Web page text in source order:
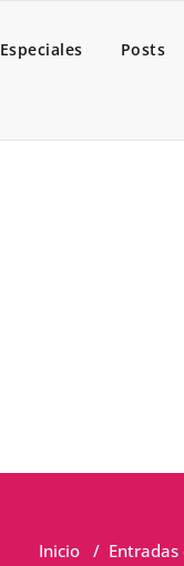
Especiales Posts
Inicio /